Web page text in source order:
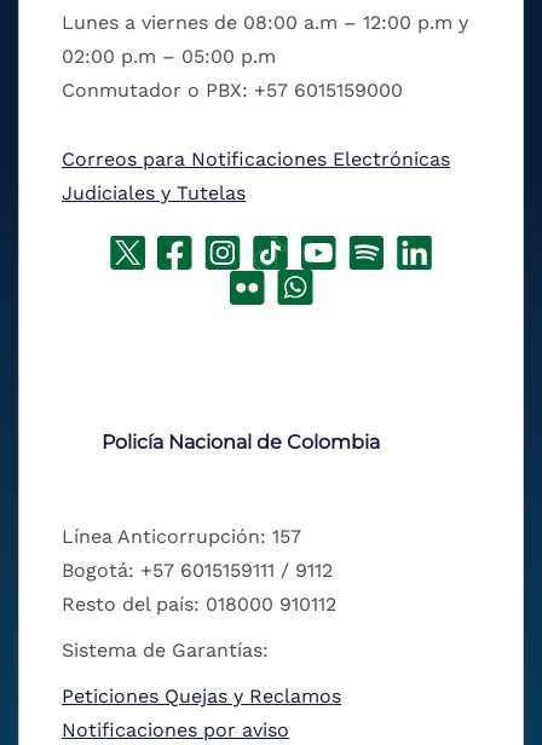
Lunes a viernes de 08:00 a.m – 12:00 p.m y
02:00 p.m – 05:00 p.m
Conmutador o PBX: +57 6015159000
Correos para Notificaciones Electrónicas
Judiciales y Tutelas
Policía Nacional de Colombia
Línea Anticorrupción: 157
Bogotá: +57 6015159111 / 9112
Resto del país: 018000 910112
Sistema de Garantías:
Peticiones Quejas y Reclamos
Notificaciones por aviso